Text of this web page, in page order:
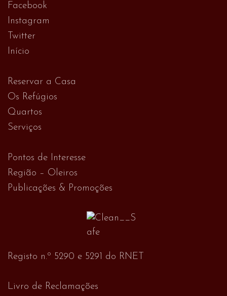
Facebook
Instagram
Twitter
Início
Reservar a Casa
Os Refúgios
Quartos
Serviços
Pontos de Interesse
Região – Oleiros
Publicações & Promoções
Registo n.º 5290 e 5291 do RNET
Livro de Reclamações